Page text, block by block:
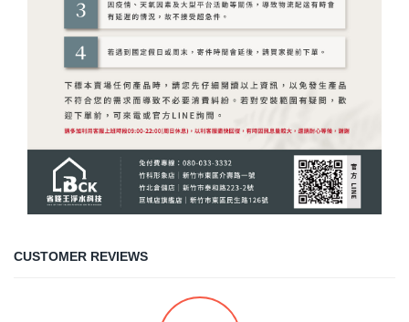
CUSTOMER REVIEWS